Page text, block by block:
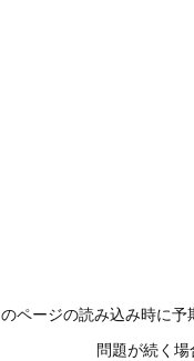
ページの読み込み時に
問題が続く場